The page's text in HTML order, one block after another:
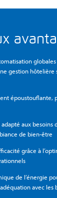
globales
gestion hôtelière
époustouflante,
aux besoins
de bien-être
grâce à
de l’énergie
avec les